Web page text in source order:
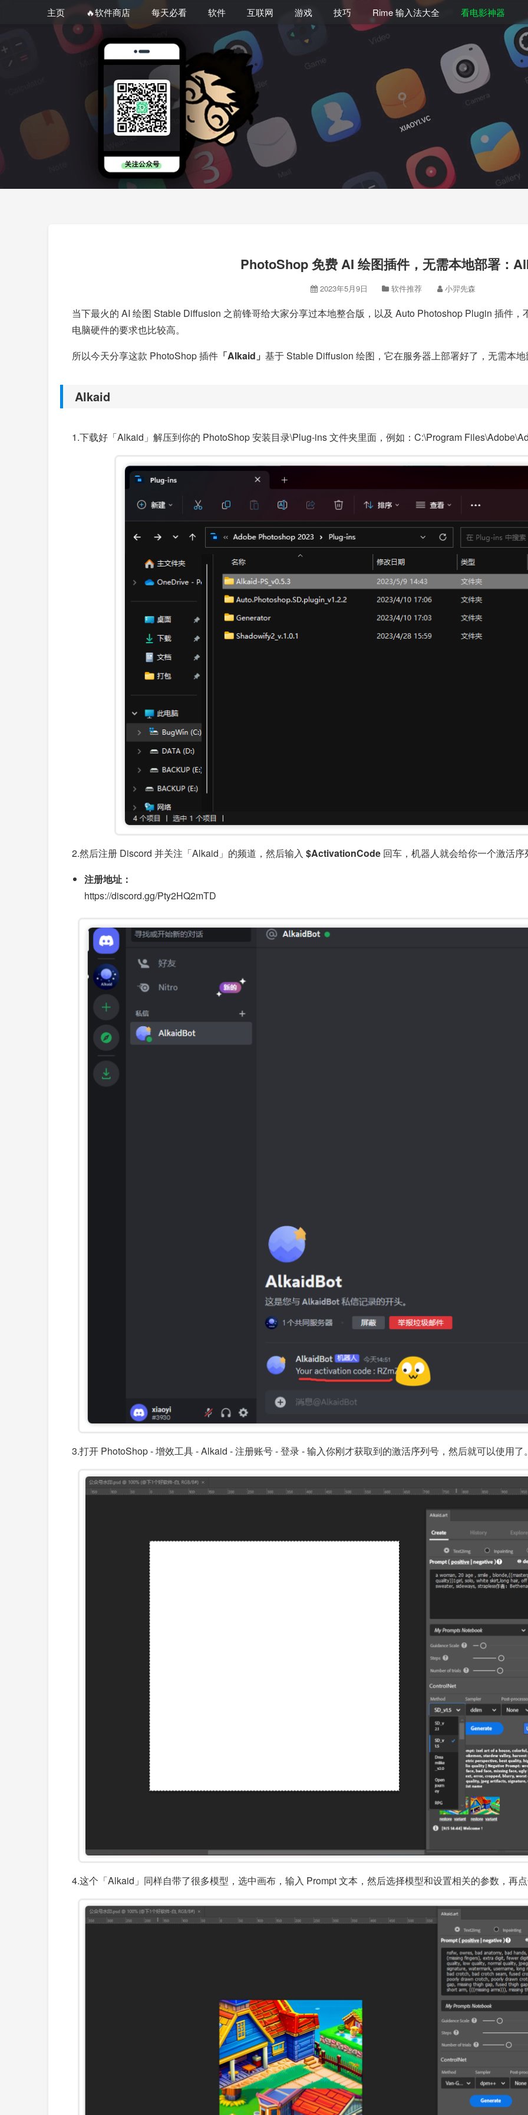
主页 🔥软件商店 每天必看 软件 互联网 游戏 技巧 Rime 输入法大全 看电影神器
PhotoShop 免费 AI 绘图插件，无需本地部署：
2023年5月9日 软件推荐 小羿先森
当下最火的 AI 绘图 Stable Diffusion 之前锋哥给大家分享过本地整合版，以及 Auto Photoshop Plugin 插件
电脑硬件的要求也比较高。
所以今天分享这款 PhotoShop 插件 「Alkaid」 基于 Stable Diffusion 绘图，它在服务器上部署好了，无需本
Alkaid
1.下载好「Alkaid」解压到你的 PhotoShop 安装目录\Plug-ins 文件夹里面，例如：C:\Program
2.然后注册 Discord 并关注「Alkaid」的频道，然后输入 $ActivationCode 回车，机器人就会给你一个激活序
注册地址：
https://discord.gg/Pty2HQ2mTD
3.打开 PhotoShop - 增效工具 - Alkaid - 注册账号 - 登录 - 输入你刚才获取到的激活序列号，然后就可以使用了
4.这个「Alkaid」同样自带了很多模型，选中画布，输入 Prompt 文本，然后选择模型和设置相关的参数，再